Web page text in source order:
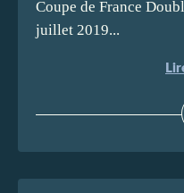
Coupe de France
juillet 2019...